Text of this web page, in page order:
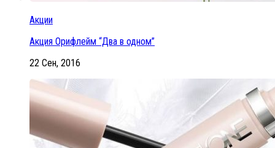
Акции
Акция Орифлейм “Два в одном”
22 Сен, 2016